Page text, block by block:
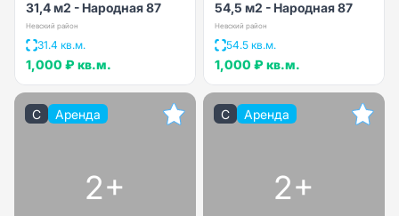
31,4 м2 - Народная 87
Невский район
31.4 кв.м.
1,000 ₽ кв.м.
54,5 м2 - Народная 87
Невский район
54.5 кв.м.
1,000 ₽ кв.м.
C Аренда
2+
C Аренда
2+